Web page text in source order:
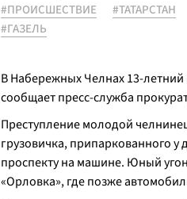
#ПРОИСШЕСТВИЕ
#ТАТАРСТАН
#ГАЗЕЛЬ
В Набережных Челнах 13-
сообщает пресс-служба
Преступление молодой
грузовичка, припаркованного
проспекту на машине. Юный
«Орловка», где позже